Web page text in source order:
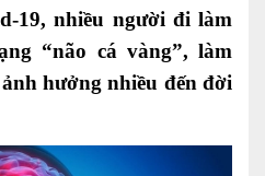
về chúng tôi
19, nhiều người đi làm
“não cá vàng”, làm
hưởng nhiều đến đời